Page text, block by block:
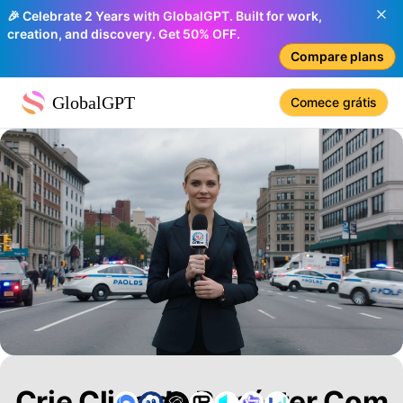
🎉 Celebrate 2 Years with GlobalGPT. Built for work,
creation, and discovery. Get 50% OFF.
Compare plans
GlobalGPT Comece grátis